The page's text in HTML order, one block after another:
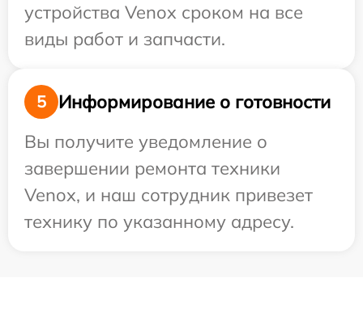
устройства Venox сроком на все
виды работ и запчасти.
5
Информирование о готовности
Вы получите уведомление о
завершении ремонта техники
Venox, и наш сотрудник привезет
технику по указанному адресу.